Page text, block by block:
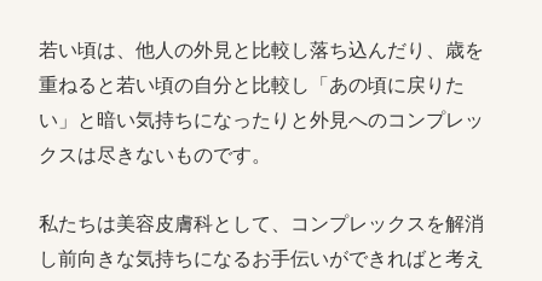
若い頃は、他人の外見と比較し落ち込んだり、歳を
重ねると若い頃の自分と比較し「あの頃に戻りた
い」と暗い気持ちになったりと外見へのコンプレッ
クスは尽きないものです。
私たちは美容皮膚科として、コンプレックスを解消
し前向きな気持ちになるお手伝いができればと考え